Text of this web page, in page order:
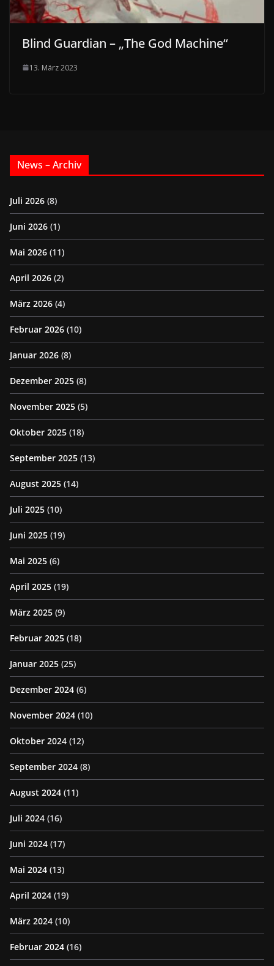
Blind Guardian – „The God Machine“
13. März 2023
News – Archiv
Juli 2026 (8)
Juni 2026 (1)
Mai 2026 (11)
April 2026 (2)
März 2026 (4)
Februar 2026 (10)
Januar 2026 (8)
Dezember 2025 (8)
November 2025 (5)
Oktober 2025 (18)
September 2025 (13)
August 2025 (14)
Juli 2025 (10)
Juni 2025 (19)
Mai 2025 (6)
April 2025 (19)
März 2025 (9)
Februar 2025 (18)
Januar 2025 (25)
Dezember 2024 (6)
November 2024 (10)
Oktober 2024 (12)
September 2024 (8)
August 2024 (11)
Juli 2024 (16)
Juni 2024 (17)
Mai 2024 (13)
April 2024 (19)
März 2024 (10)
Februar 2024 (16)